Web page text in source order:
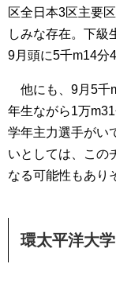
区全日本3区主要
しみな存在。下級
9月頭に5千m14分
他にも、9月5千
年生ながら1万
学年主力選手がい
いとしては、この
なる可能性もあり
環太平洋大学